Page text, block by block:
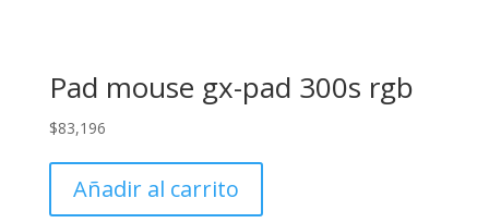
Pad mouse gx-pad 300s rgb
$83,196
Añadir al carrito